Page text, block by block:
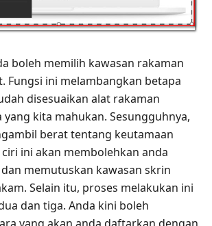
boleh memilih kawasan rakaman
Fungsi ini melambangkan betapa
disesuaikan alat rakaman
kita mahukan. Sesungguhnya,
berat tentang keutamaan
ini akan membolehkan anda
memutuskan kawasan skrin
Selain itu, proses melakukan ini
dan tiga. Anda kini boleh